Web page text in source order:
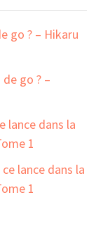
go ? – Hikaru
go ? –
lance dans la
1
ce lance dans la
1